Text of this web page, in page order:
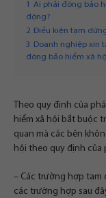
1
Ai phải đóng bảo
động?
2 Điều kiện tạm
3
Doanh nghiệp xin
đóng bảo hiểm xã
Theo quy định của
hiểm xã hội bắt buộc
quan mà các bên
hội theo quy định của
– Các trường hợp
các trường hợp sau